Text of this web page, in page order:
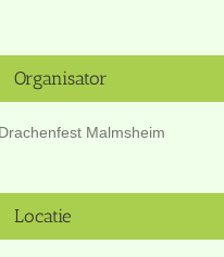
Organisator
Drachenfest Malmsheim
Locatie